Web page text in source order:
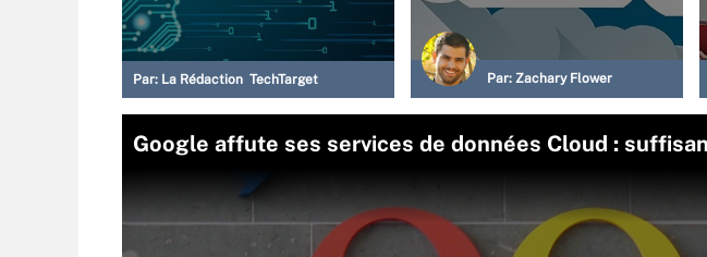
Par: La Rédaction TechTarget Par: Zachary Flower
Google affute ses services de données Cloud :